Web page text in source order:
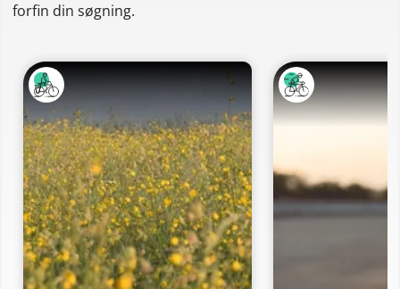
forfin din søgning.